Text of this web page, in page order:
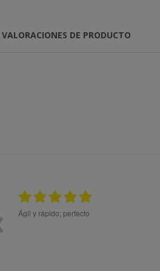
VALORACIONES DE PRODUCTO
Muy bien